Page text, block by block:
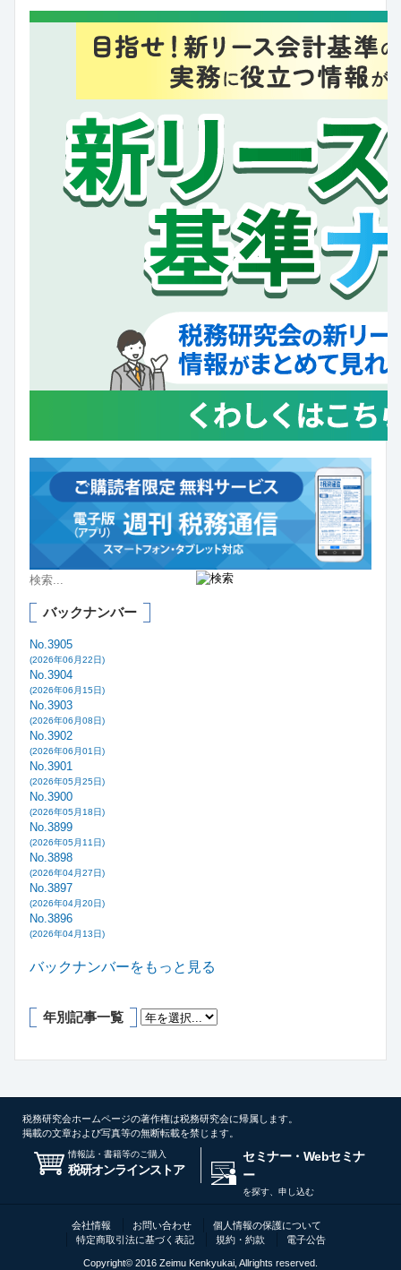
バックナンバー
No.3905
(2026年06月22日)
No.3904
(2026年06月15日)
No.3903
(2026年06月08日)
No.3902
(2026年06月01日)
No.3901
(2026年05月25日)
No.3900
(2026年05月18日)
No.3899
(2026年05月11日)
No.3898
(2026年04月27日)
No.3897
(2026年04月20日)
No.3896
(2026年04月13日)
バックナンバーをもっと見る
年別記事一覧
税務研究会ホームページの著作権は税務研究会に帰属します。
掲載の文章および写真等の無断転載を禁じます。
情報誌・書籍等のご購入
税研オンラインストア
セミナー・Webセミナ
ー
を探す、申し込む
会社情報 お問い合わせ
個人情報の保護について
特定商取引法に基づく表記
規約・約款 電子公告
Copyright© 2016 Zeimu Kenkyukai, Allrights reserved.